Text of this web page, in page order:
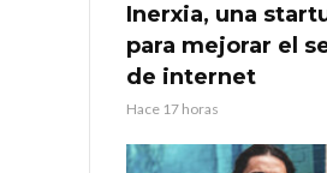
Inerxia, una
para mejorar el
de internet
Hace 17 horas